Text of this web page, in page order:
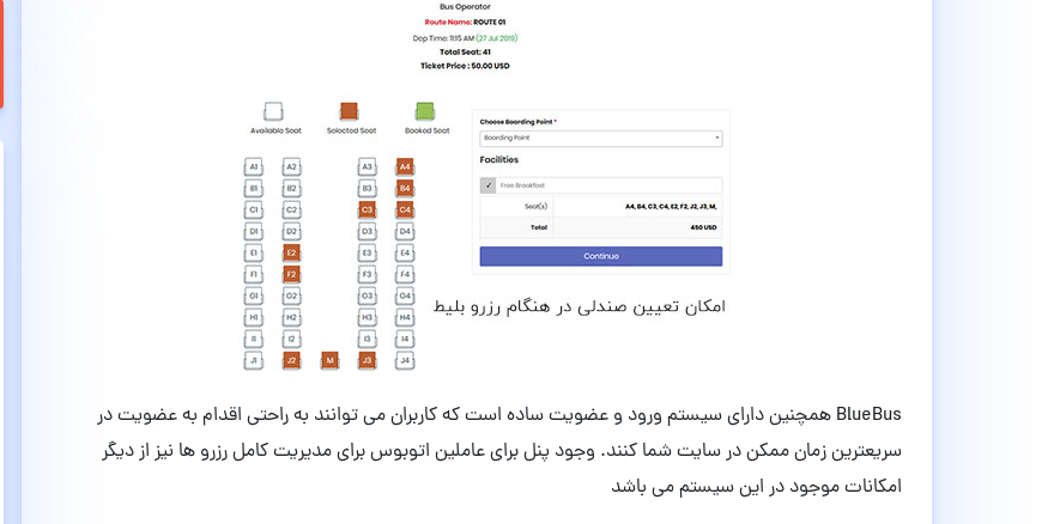
BlueBus همچنین دارای سیستم ورود و عضویت ساده است که کاربران می توانند به راحتی اقدام به عضویت در
سریعترین زمان ممکن در سایت شما کنند. وجود پنل برای عاملین اتوبوس برای مدیریت کامل رزرو ها نیز از دیگر
امکانات موجود در این سیستم می باشد